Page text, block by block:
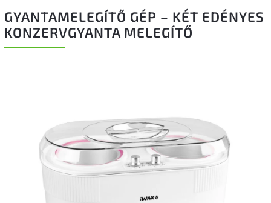
GYANTAMELEGÍTŐ GÉP – KÉT EDÉNYES
KONZERVGYANTA MELEGÍTŐ